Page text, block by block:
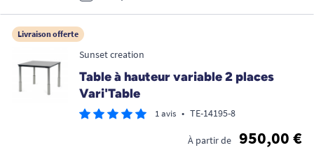
Livraison offerte
Sunset creation
Table à hauteur variable 2 places
Vari'Table
1 avis • TE-14195-8
À partir de 950,00 €